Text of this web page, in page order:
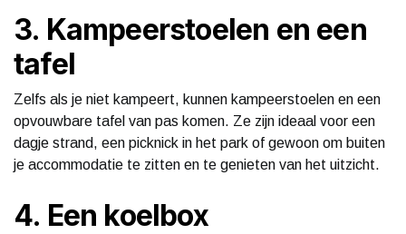
3. Kampeerstoelen en een
tafel
Zelfs als je niet kampeert, kunnen kampeerstoelen en een
opvouwbare tafel van pas komen. Ze zijn ideaal voor een
dagje strand, een picknick in het park of gewoon om buiten
je accommodatie te zitten en te genieten van het uitzicht.
4. Een koelbox